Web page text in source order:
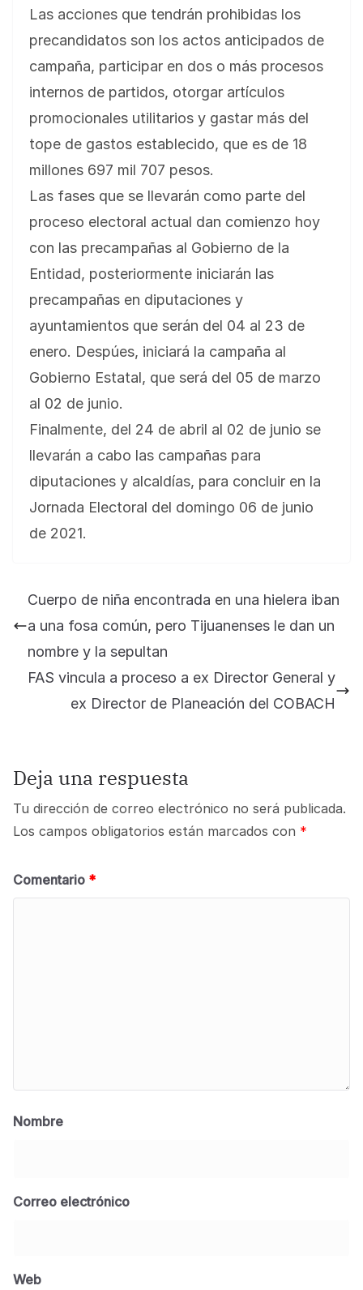
Las acciones que tendrán prohibidas los
precandidatos son los actos anticipados de
campaña, participar en dos o más procesos
internos de partidos, otorgar artículos
promocionales utilitarios y gastar más del
tope de gastos establecido, que es de 18
millones 697 mil 707 pesos.
Las fases que se llevarán como parte del
proceso electoral actual dan comienzo hoy
con las precampañas al Gobierno de la
Entidad, posteriormente iniciarán las
precampañas en diputaciones y
ayuntamientos que serán del 04 al 23 de
enero. Despúes, iniciará la campaña al
Gobierno Estatal, que será del 05 de marzo
al 02 de junio.
Finalmente, del 24 de abril al 02 de junio se
llevarán a cabo las campañas para
diputaciones y alcaldías, para concluir en la
Jornada Electoral del domingo 06 de junio
de 2021.
Cuerpo de niña encontrada en una hielera iban
a una fosa común, pero Tijuanenses le dan un
nombre y la sepultan
FAS vincula a proceso a ex Director General y
ex Director de Planeación del COBACH
Deja una respuesta
Tu dirección de correo electrónico no será publicada.
Los campos obligatorios están marcados con *
Comentario *
Nombre
Correo electrónico
Web